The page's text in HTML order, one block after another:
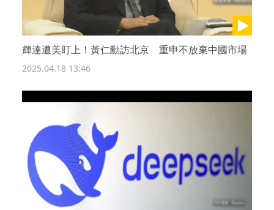
輝達遭美盯上！黃仁勳訪北京 重申不放棄中國市場
2025.04.18 13:46